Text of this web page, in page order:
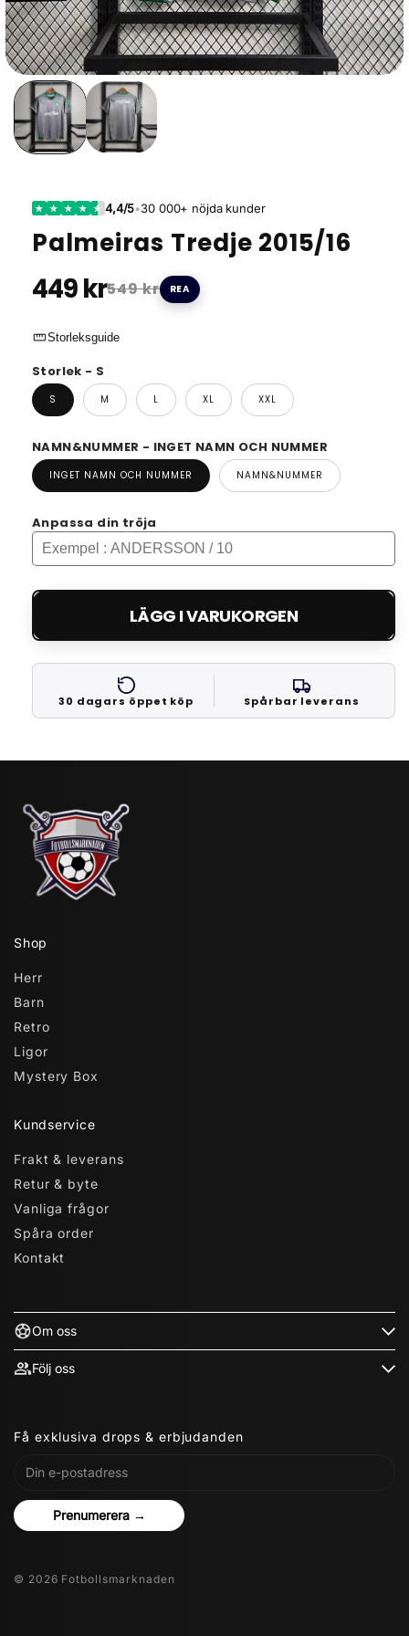
★ ★ ★ ★ ★ 4,4/5•30 000+ nöjda kunder
Palmeiras Tredje 2015/16
449 kr549 kr REA
straightenStorleksguide
Storlek - S
S M L XL XXL
NAMN&NUMMER - INGET NAMN OCH NUMMER
INGET NAMN OCH NUMMER NAMN&NUMMER
Anpassa din tröja
LÄGG I VARUKORGEN
30 dagars öppet köp Spårbar leverans
Shop
Herr
Barn
Retro
Ligor
Mystery Box
Kundservice
Frakt & leverans
Retur & byte
Vanliga frågor
Spåra order
Kontakt
Om oss
Följ oss
Få exklusiva drops & erbjudanden
Prenumerera →
© 2026 Fotbollsmarknaden